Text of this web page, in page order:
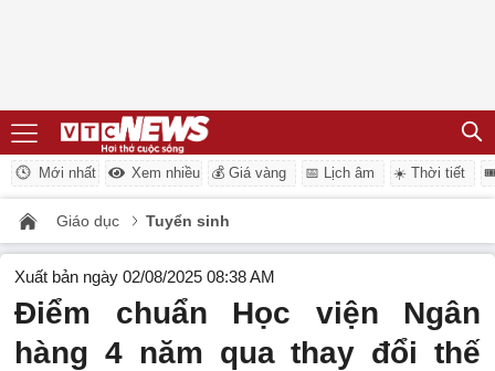
Mới nhất Xem nhiều 💰 Giá vàng 📅 Lịch âm ☀️ Thời tiết
Giáo dục Tuyển sinh
Xuất bản ngày 02/08/2025 08:38 AM
Điểm chuẩn Học viện Ngân
hàng 4 năm qua thay đổi thế